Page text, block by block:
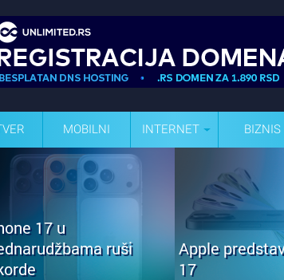
MOBILNI INTERNET BIZNIS
17 u
ruši
Apple
17